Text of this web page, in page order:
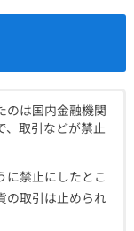
のは国内金融機関
、取引などが禁止
に禁止にしたとこ
の取引は止められ